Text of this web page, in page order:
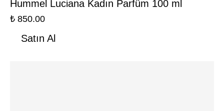
Hummel Luciana Kadın Parfüm 100 ml
₺ 850.00
Satın Al